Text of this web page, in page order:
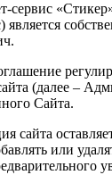
сервис
является
(далее –
Сайта.
сайта
или